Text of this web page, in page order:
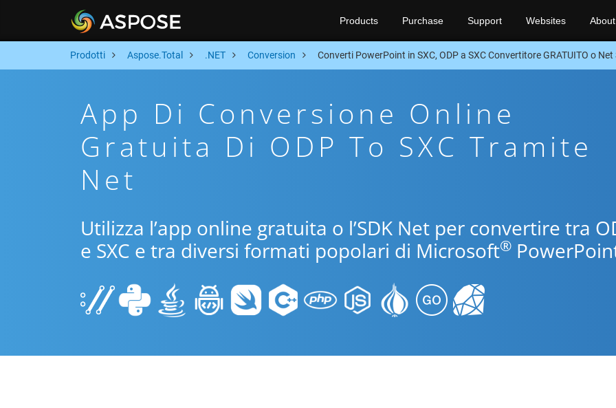
Products Purchase Support Websites About
Prodotti Aspose.Total .NET Conversion Converti PowerPoint in SXC, ODP a SXC Convertitore GRATUITO o Net
App Di Conversione Online
Gratuita Di ODP To SXC Tramite
Net
Utilizza l’app online gratuita o l’SDK Net per convertire tra
e SXC e tra diversi formati popolari di Microsoft®